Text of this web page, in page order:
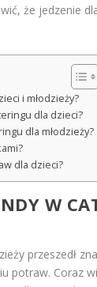
że jedzenie
i młodzieży?
dla dzieci?
dla młodzieży?
dla dzieci?
W
przeszedł
potraw. Coraz